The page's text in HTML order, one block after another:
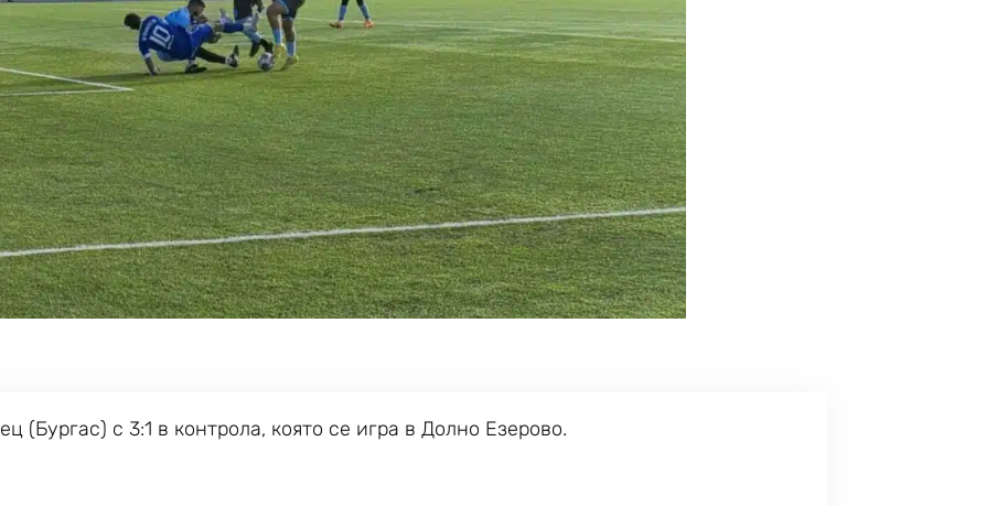
с 3:1 в контрола, която се игра в Долно Езерово.